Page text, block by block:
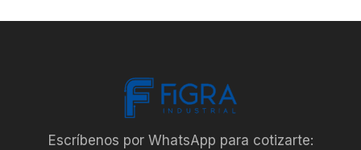
Escríbenos por WhatsApp para cotizarte: